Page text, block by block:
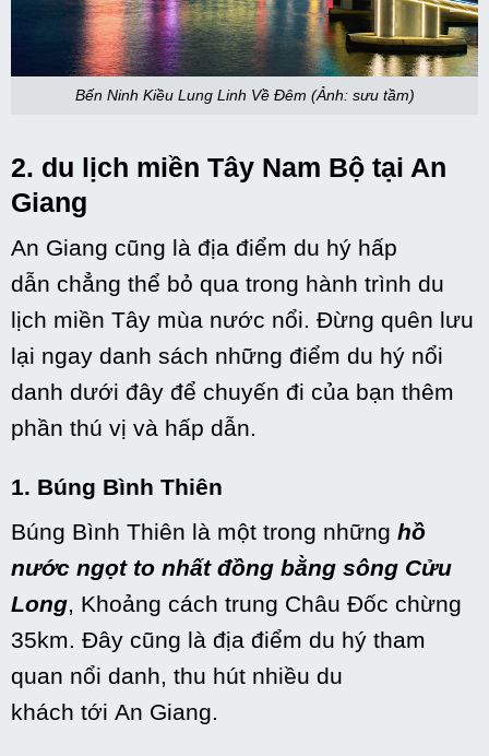
Bến Ninh Kiều Lung Linh Về Đêm (Ảnh: sưu tầm)
2. du lịch miền Tây Nam Bộ tại An
Giang
An Giang cũng là địa điểm du hý hấp
dẫn chẳng thể bỏ qua trong hành trình du
lịch miền Tây mùa nước nổi. Đừng quên lưu
lại ngay danh sách những điểm du hý nổi
danh dưới đây để chuyến đi của bạn thêm
phần thú vị và hấp dẫn.
1. Búng Bình Thiên
Búng Bình Thiên là một trong những hồ
nước ngọt to nhất đồng bằng sông Cửu
Long, Khoảng cách trung Châu Đốc chừng
35km. Đây cũng là địa điểm du hý tham
quan nổi danh, thu hút nhiều du
khách tới An Giang.